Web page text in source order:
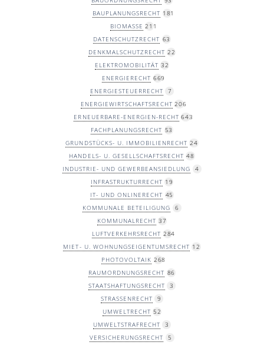
BAUPLANUNGSRECHT 181
BIOMASSE 211
DATENSCHUTZRECHT 63
DENKMALSCHUTZRECHT 22
ELEKTROMOBILITÄT 32
ENERGIERECHT 669
ENERGIESTEUERRECHT
7
ENERGIEWIRTSCHAFTSRECHT 206
ERNEUERBARE-ENERGIEN-RECHT 643
FACHPLANUNGSRECHT 53
GRUNDSTÜCKS- U. IMMOBILIENRECHT 24
HANDELS- U. GESELLSCHAFTSRECHT 48
INDUSTRIE- UND GEWERBEANSIEDLUNG
4
INFRASTRUKTURRECHT 19
IT- UND ONLINERECHT 45
KOMMUNALE BETEILIGUNG
6
KOMMUNALRECHT 37
LUFTVERKEHRSRECHT 284
MIET- U. WOHNUNGSEIGENTUMSRECHT 12
PHOTOVOLTAIK 268
RAUMORDNUNGSRECHT 86
STAATSHAFTUNGSRECHT
3
STRASSENRECHT
9
UMWELTRECHT 52
UMWELTSTRAFRECHT
3
VERSICHERUNGSRECHT
5